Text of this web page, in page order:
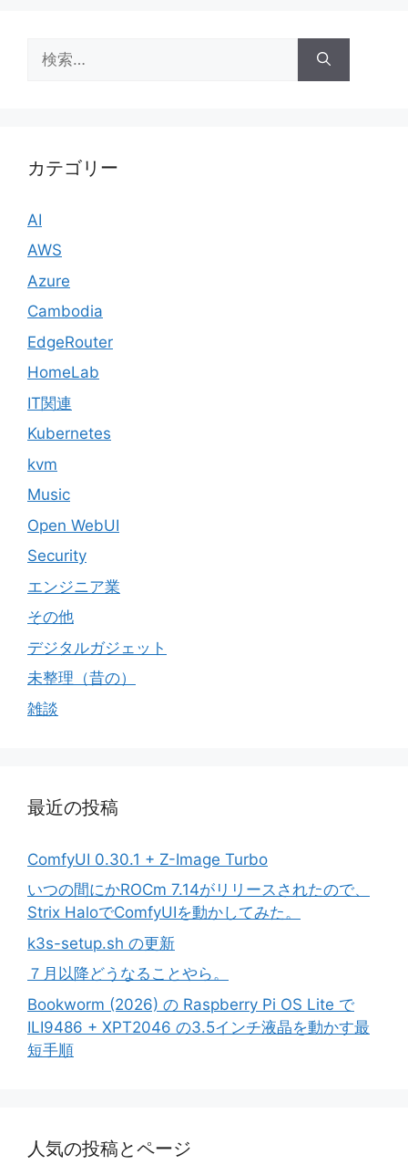
索:
カテゴリー
AI
AWS
Azure
Cambodia
EdgeRouter
HomeLab
IT関連
Kubernetes
kvm
Music
Open WebUI
Security
エンジニア業
その他
デジタルガジェット
未整理（昔の）
雑談
最近の投稿
ComfyUI 0.30.1 + Z-Image Turbo
いつの間にかROCm 7.14がリリースされたので、
Strix HaloでComfyUIを動かしてみた。
k3s-setup.sh の更新
７月以降どうなることやら。
Bookworm (2026) の Raspberry Pi OS Lite で
ILI9486 + XPT2046 の3.5インチ液晶を動かす最
短手順
人気の投稿とページ